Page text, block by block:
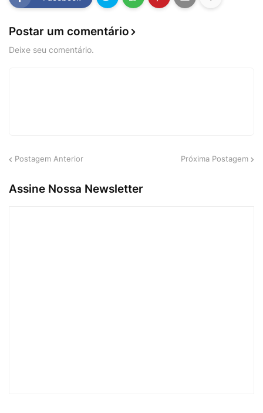
Postar um comentário
Deixe seu comentário.
Postagem Anterior Próxima Postagem
Assine Nossa Newsletter